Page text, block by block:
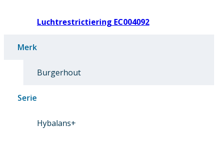
Luchtrestrictiering EC004092
Merk
Burgerhout
Serie
Hybalans+